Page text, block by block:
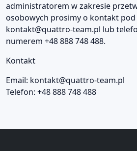
administratorem w zakresie
osobowych prosimy o kontakt pod
kontakt@quattro-team.pl lub
numerem +48 888 748 488.
Kontakt
Email: kontakt@quattro-team.pl
Telefon: +48 888 748 488